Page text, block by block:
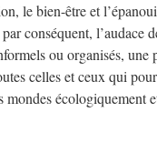
le bien-être et
conséquent, l’audace
ou organisés, une
celles et ceux qui
écologiquement